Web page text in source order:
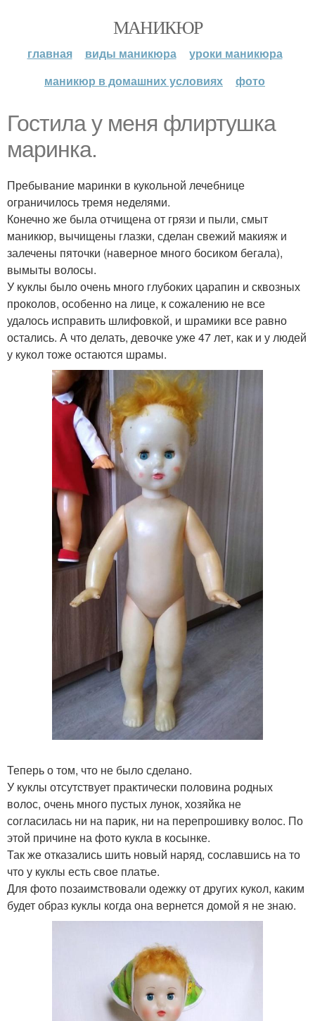
МАНИКЮР
главная виды маникюра
уроки маникюра
маникюр в домашних условиях
фото
Гостила у меня флиртушка
маринка.
Пребывание маринки в кукольной лечебнице
ограничилось тремя неделями.
Конечно же была отчищена от грязи и пыли, смыт
маникюр, вычищены глазки, сделан свежий макияж и
залечены пяточки (наверное много босиком бегала),
вымыты волосы.
У куклы было очень много глубоких царапин и сквозных
проколов, особенно на лице, к сожалению не все
удалось исправить шлифовкой, и шрамики все равно
остались. А что делать, девочке уже 47 лет, как и у людей
у кукол тоже остаются шрамы.
Теперь о том, что не было сделано.
У куклы отсутствует практически половина родных
волос, очень много пустых лунок, хозяйка не
согласилась ни на парик, ни на перепрошивку волос. По
этой причине на фото кукла в косынке.
Так же отказались шить новый наряд, сославшись на то
что у куклы есть свое платье.
Для фото позаимствовали одежку от других кукол, каким
будет образ куклы когда она вернется домой я не знаю.